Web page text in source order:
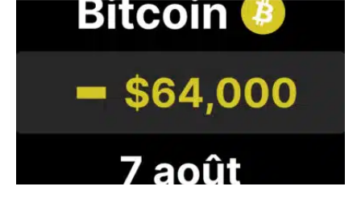
Bitcoin stagne à 64 000 dollars pendant que les